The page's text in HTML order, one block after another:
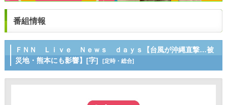
番組情報
ＦＮＮ Ｌｉｖｅ Ｎｅｗｓ ｄａｙｓ【台風が沖縄直撃…被
災地・熊本にも影響】[字]
[定時・総合]